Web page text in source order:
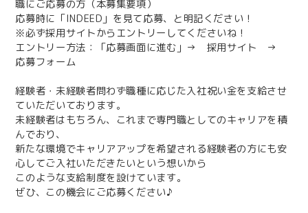
職にご応募の方（本募集要項）
応募時に「INDEED」を見て応募、と明記ください！
※必ず採用サイトからエントリーしてくださいね！
エントリー方法：「応募画面に進む」→ 採用サイト →
応募フォーム
経験者・未経験者問わず職種に応じた入社祝い金を支給させ
ていただいております。
未経験者はもちろん、これまで専門職としてのキャリアを積
んでおり、
新たな環境でキャリアアップを希望される経験者の方にも安
心してご入社いただきたいという想いから
このような支給制度を設けています。
ぜひ、この機会にご応募ください♪